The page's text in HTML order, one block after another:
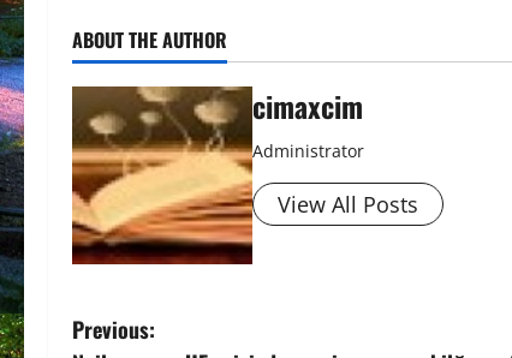
ABOUT THE AUTHOR
cimaxcim
Administrator
View All Posts
P
Previous: